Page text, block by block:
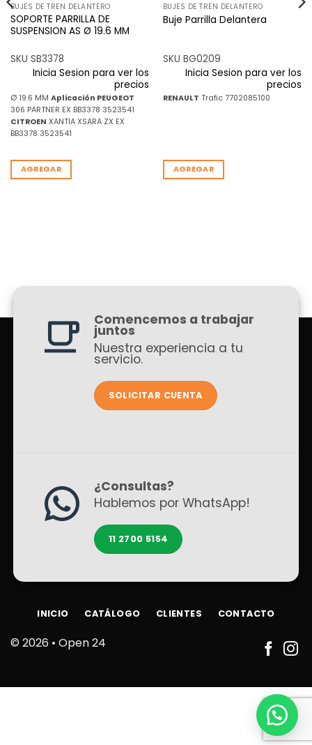
BUJES DE TREN DELANTERO
SOPORTE PARRILLA DE
SUSPENSION AS Ø 19.6 MM
SKU SB3378
Inicia Sesion para ver los
precios
Ø 19.6 MM Aplicación PEUGEOT
306 PARTNER EX BB3378 3523541
CITROEN XANTIA XSARA ZX EX
BB3378 3523541
AGREGAR
BUJES DE TREN DELANTERO
Buje Parrilla Delantera
SKU BG0209
Inicia Sesion para ver los
precios
RENAULT Trafic 7702085100
AGREGAR
Comencemos a trabajar
juntos
Nuestra experiencia a tu
servicio.
SOLICITAR CUENTA
¿Consultas?
Hablemos por WhatsApp!
11 2700 5154
© 2026 • Open 24
INICIO CATÁLOGO CLIENTES CONTACTO